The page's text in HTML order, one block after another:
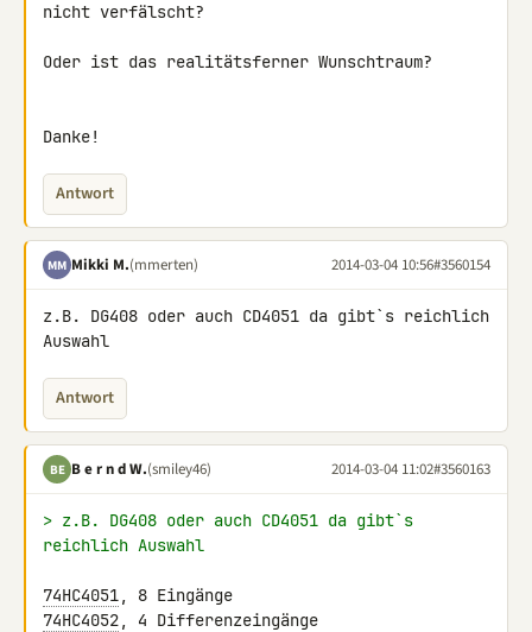
nicht verfälscht?
Oder ist das realitätsferner Wunschtraum?
Danke!
Antwort
MM Mikki M.(mmerten) 2014-03-04 10:56#3560154
z.B. DG408 oder auch CD4051 da gibt`s reichlich
Auswahl
Antwort
BE B e r n d W.(smiley46) 2014-03-04 11:02#3560163
> z.B. DG408 oder auch CD4051 da gibt`s
reichlich Auswahl
74HC4051
74HC4052